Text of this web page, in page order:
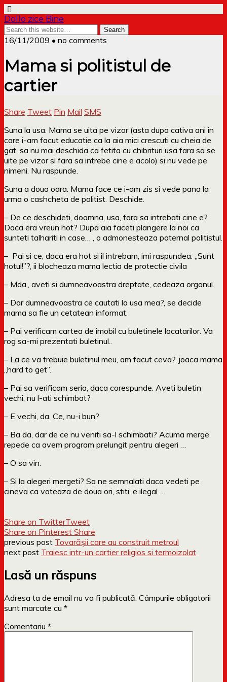
Dollo zice Bine
16/11/2009 • no comments
Mama si politistul de
cartier
Share Tweet Pin Mail SMS
Suna la usa. Mama se uita pe vizor (asta dupa cativa ani in
care i-am facut educatie ca la aia mici crescuti cu cheia de
gat, sa nu mai deschida ca fetita cu chibrituri usa fara sa se
uite pe vizor si fara sa intrebe cine e acolo) si nu vede pe
nimeni. Nu raspunde.
Suna a doua oara. Mama face ce i-am zis si vede pana la
urma o cashcheta de politist. Deschide.
– De ce deschideti, doamna, usa, fara sa intrebati cine e?
Daca era vreun hot? Dupa aia faceti plangere la noi ca
sunteti talhariti in case… , o admonesteaza paternal politistul.
– Pai si ce, daca era hot si il intrebam, imi raspundea: „Sunt
hotul!”?, ii blocheaza mama lectia de protectie civila
– Mda., aveti si dumneavoastra dreptate, cedeaza organul.
– Dar dumneavoastra ce cautati la usa mea?, se decide
mama sa fie un cetatean informat.
– Pai verificam cartea de imobil cu buletinele locatarilor. Va
rog sa-mi prezentati buletinul..
– La ce va trebuie buletinul meu, am facut ceva?, joaca mama
„hard to get”.
– Pai sa verificam seria, daca corespunde. Aveti buletin
vechi, nu l-ati schimbat?
– E vechi, da. Ce, nu-i bun?
– Ba da, dar de ce nu veniti sa-l schimbati? Acuma merge
repede ca avem program prelungit pentru alegeri …
– O sa vin.
– Si la alegeri mergeti? Sa ne semnalati daca vedeti pe
cineva ca voteaza de doua ori, stiti, e ilegal …
Share on TwitterTweet
Share on Pinterest Share
previous post Tovarășii care au construit metroul
next post Traiesc intr-un cartier religios si termoizolat
Lasă un răspuns
Adresa ta de email nu va fi publicată. Câmpurile obligatorii
sunt marcate cu *
Comentariu *